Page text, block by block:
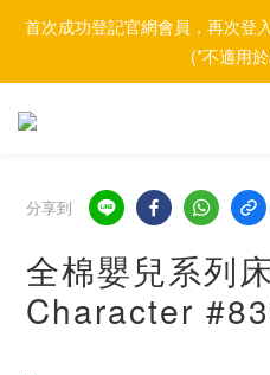
首次成功登記官網會員，再次登
(*不適用
分享到
全棉嬰兒系列
Character